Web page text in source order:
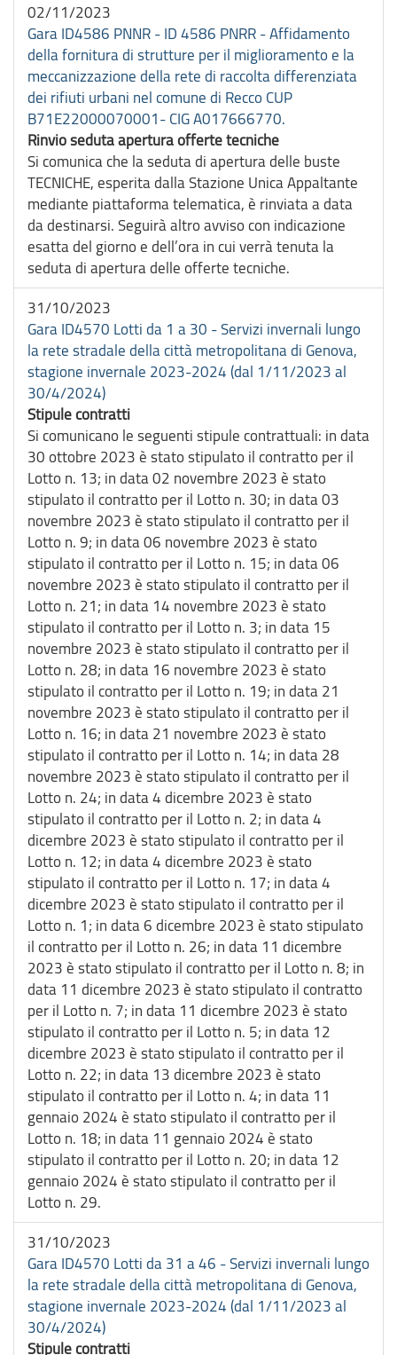
02/11/2023
Gara ID4586 PNNR - ID 4586 PNRR - Affidamento
della fornitura di strutture per il miglioramento e la
meccanizzazione della rete di raccolta differenziata
dei rifiuti urbani nel comune di Recco CUP
B71E22000070001- CIG A017666770.
Rinvio seduta apertura offerte tecniche
Si comunica che la seduta di apertura delle buste
TECNICHE, esperita dalla Stazione Unica Appaltante
mediante piattaforma telematica, è rinviata a data
da destinarsi. Seguirà altro avviso con indicazione
esatta del giorno e dell’ora in cui verrà tenuta la
seduta di apertura delle offerte tecniche.
31/10/2023
Gara ID4570 Lotti da 1 a 30 - Servizi invernali lungo
la rete stradale della città metropolitana di Genova,
stagione invernale 2023-2024 (dal 1/11/2023 al
30/4/2024)
Stipule contratti
Si comunicano le seguenti stipule contrattuali: in data
30 ottobre 2023 è stato stipulato il contratto per il
Lotto n. 13; in data 02 novembre 2023 è stato
stipulato il contratto per il Lotto n. 30; in data 03
novembre 2023 è stato stipulato il contratto per il
Lotto n. 9; in data 06 novembre 2023 è stato
stipulato il contratto per il Lotto n. 15; in data 06
novembre 2023 è stato stipulato il contratto per il
Lotto n. 21; in data 14 novembre 2023 è stato
stipulato il contratto per il Lotto n. 3; in data 15
novembre 2023 è stato stipulato il contratto per il
Lotto n. 28; in data 16 novembre 2023 è stato
stipulato il contratto per il Lotto n. 19; in data 21
novembre 2023 è stato stipulato il contratto per il
Lotto n. 16; in data 21 novembre 2023 è stato
stipulato il contratto per il Lotto n. 14; in data 28
novembre 2023 è stato stipulato il contratto per il
Lotto n. 24; in data 4 dicembre 2023 è stato
stipulato il contratto per il Lotto n. 2; in data 4
dicembre 2023 è stato stipulato il contratto per il
Lotto n. 12; in data 4 dicembre 2023 è stato
stipulato il contratto per il Lotto n. 17; in data 4
dicembre 2023 è stato stipulato il contratto per il
Lotto n. 1; in data 6 dicembre 2023 è stato stipulato
il contratto per il Lotto n. 26; in data 11 dicembre
2023 è stato stipulato il contratto per il Lotto n. 8; in
data 11 dicembre 2023 è stato stipulato il contratto
per il Lotto n. 7; in data 11 dicembre 2023 è stato
stipulato il contratto per il Lotto n. 5; in data 12
dicembre 2023 è stato stipulato il contratto per il
Lotto n. 22; in data 13 dicembre 2023 è stato
stipulato il contratto per il Lotto n. 4; in data 11
gennaio 2024 è stato stipulato il contratto per il
Lotto n. 18; in data 11 gennaio 2024 è stato
stipulato il contratto per il Lotto n. 20; in data 12
gennaio 2024 è stato stipulato il contratto per il
Lotto n. 29.
31/10/2023
Gara ID4570 Lotti da 31 a 46 - Servizi invernali lungo
la rete stradale della città metropolitana di Genova,
stagione invernale 2023-2024 (dal 1/11/2023 al
30/4/2024)
Stipule contratti